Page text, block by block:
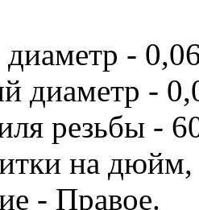
-
диаметр -
резьбы -
на
- Правое.